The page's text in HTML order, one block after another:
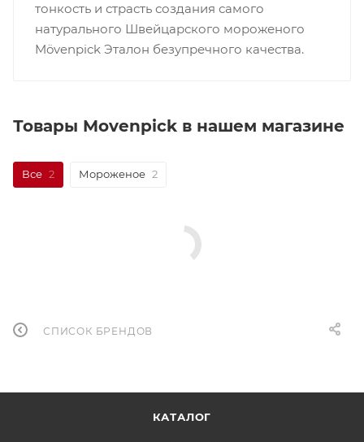
тонкость и страсть создания самого
натурального Швейцарского мороженого
Mövenpick Эталон безупречного качества.
Товары Movenpick в нашем магазине
Все 2 Мороженое 2
СПИСОК БРЕНДОВ
КАТАЛОГ